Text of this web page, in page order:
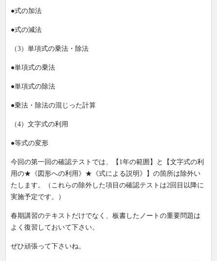
●式の加法
●式の減法
（3）単項式の乗法・除法
●単項式の乗法
●単項式の除法
●乗法・除法の混じった計算
（4）文字式の利用
●等式の変形
今回の第一回の確認テストでは、【1年の範囲】と【文字式の利
用の★《図形への利用》★《式による説明》】の箇所は除外い
たします。（これらの除外した項目の確認テストは2回目以降に
実施予定です。）
春期講習のテキストだけでなく、板書したノートの重要問題は
よく復習しておいて下さい。
ぜひ頑張って下さいね。